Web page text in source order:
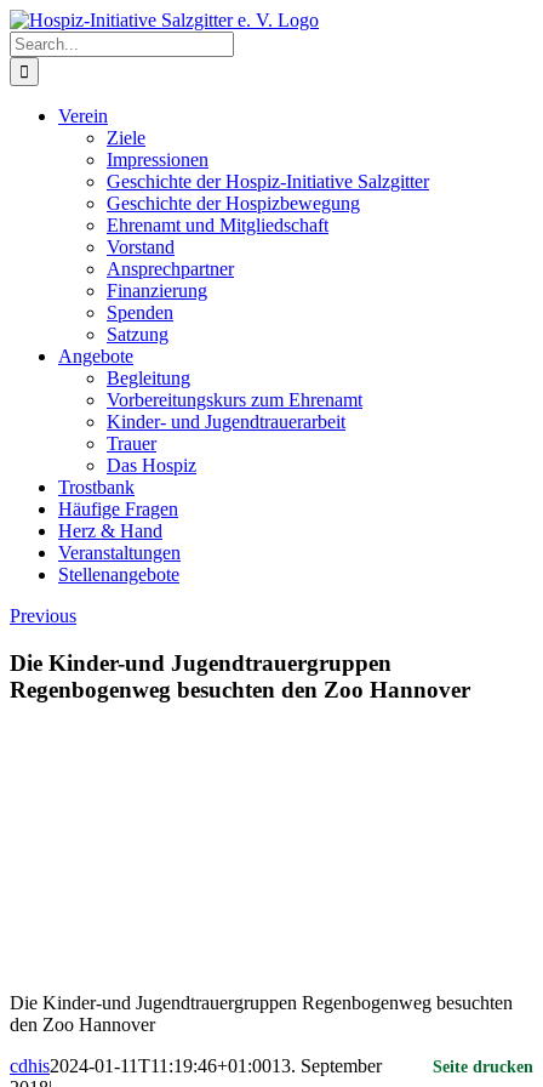
Skip
to
content
Search
for:
Verein
Ziele
Impressionen
Geschichte der Hospiz-Initiative Salzgitter
Geschichte der Hospizbewegung
Ehrenamt und Mitgliedschaft
Vorstand
Ansprechpartner
Finanzierung
Spenden
Satzung
Angebote
Begleitung
Vorbereitungskurs zum Ehrenamt
Kinder- und Jugendtrauerarbeit
Trauer
Das Hospiz
Trostbank
Häufige Fragen
Herz & Hand
Veranstaltungen
Stellenangebote
Previous
Die Kinder-und Jugendtrauergruppen
Regenbogenweg besuchten den Zoo Hannover
Die Kinder-und Jugendtrauergruppen Regenbogenweg besuchten
den Zoo Hannover
Seite drucken
cdhis2024-01-11T11:19:46+01:0013. September